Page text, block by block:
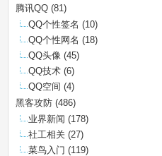
腾讯QQ (81)
QQ个性签名 (10)
QQ个性网名 (18)
QQ头像 (45)
QQ技术 (6)
QQ空间 (4)
黑客攻防 (486)
业界新闻 (178)
社工相关 (27)
菜鸟入门 (119)